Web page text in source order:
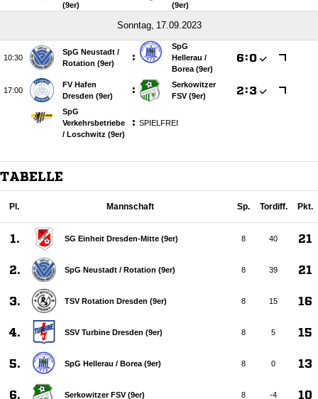
(9er)
(9er)
 

SpG Neustadt /​
Rotation (9er)
:
SpG
Hellerau /​
Borea (9er)
:

FV Hafen
Dresden (9er)
:
Serkowitzer
FSV (9er)
:
SpG
Verkehrsbetriebe
/​ Loschwitz (9er)
: SPIELFREI
TABELLE
Pl. Mannschaft Sp. Tordiff. Pkt.
1. SG Einheit Dresden-Mitte (9er) 8 40 21
2. SpG Neustadt /​ Rotation (9er) 8 39 21
3. TSV Rotation Dresden (9er) 8 15 16
4. SSV Turbine Dresden (9er) 8 5 15
5. SpG Hellerau /​ Borea (9er) 8 0 13
6. Serkowitzer FSV (9er) 8 -4 10